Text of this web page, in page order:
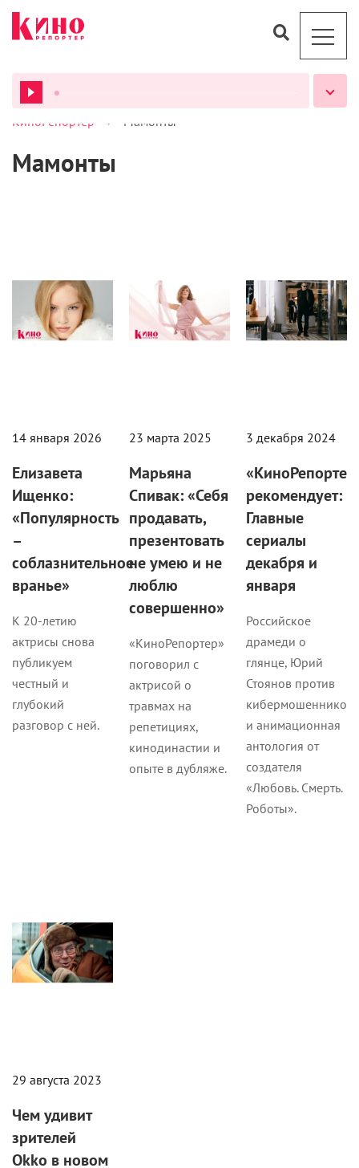
ВСЕ ПОДКАСТЫ
КиноРепортер > Мамонты
Мамонты
14 января 2026
Елизавета
Ищенко:
«Популярность
–
соблазнительное
вранье»
К 20-летию
актрисы снова
публикуем
честный и
глубокий
разговор с ней.
23 марта 2025
Марьяна
Спивак: «Себя
продавать,
презентовать
не умею и не
люблю
совершенно»
«КиноРепортер»
поговорил с
актрисой о
травмах на
репетициях,
кинодинастии и
опыте в дубляже.
3 декабря 2024
рекомендует:
Главные
сериалы
декабря и
января
Российское
драмеди о
глянце, Юрий
Стоянов против
кибермошенников
и анимационная
антология от
создателя
«Любовь. Смерть.
Роботы».
29 августа 2023
Чем удивит
зрителей
Okko в новом